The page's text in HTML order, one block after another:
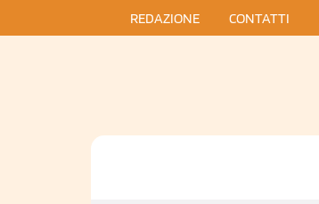
REDAZIONE CONTATTI